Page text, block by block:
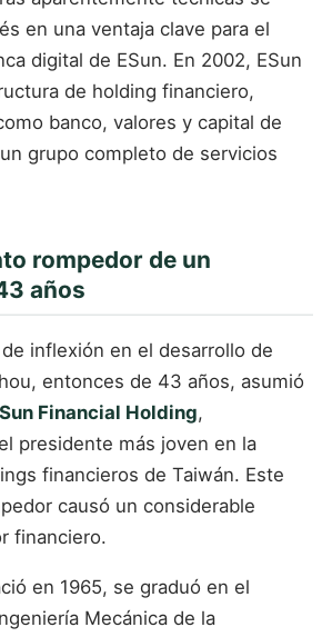
en una ventaja clave para el
digital de ESun. En 2002, ESun
de holding financiero,
banco, valores y capital de
grupo completo de servicios
rompedor de un
años
inflexión en el desarrollo de
entonces de 43 años, asumió
Financial Holding,
presidente más joven en la
financieros de Taiwán. Este
causó un considerable
financiero.
en 1965, se graduó en el
Mecánica de la